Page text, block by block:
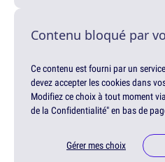
Contenu bloqué par
Ce contenu est fourni par un
devez accepter les cookies dans
Modifiez ce choix à tout moment
de la Confidentialité" en bas de
Gérer mes choix